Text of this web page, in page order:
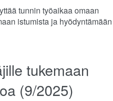
tunnin työaikaa omaan
istumista ja hyödyntämään
tukemaan
(9/2025)